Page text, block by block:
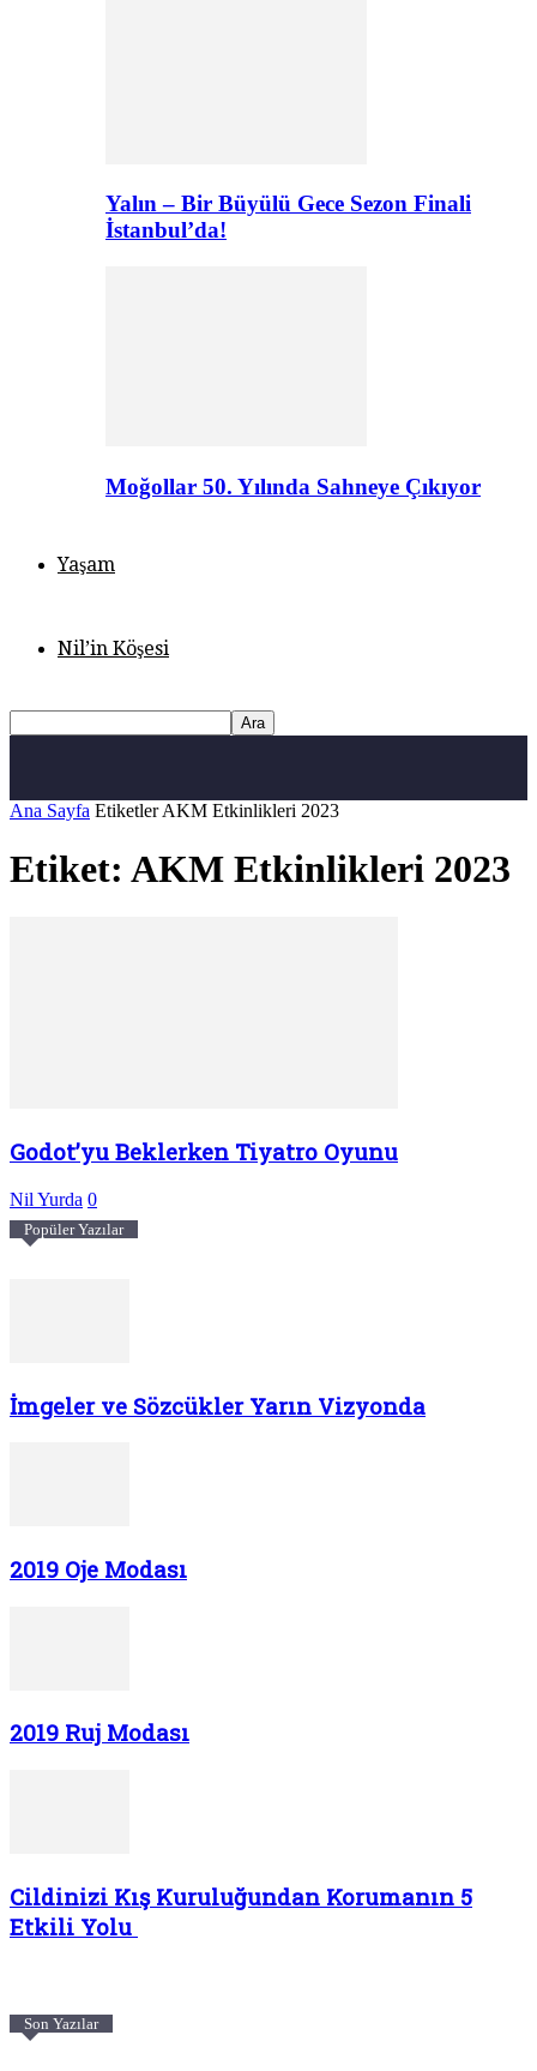
Yalın – Bir Büyülü Gece Sezon Finali
İstanbul’da!
Moğollar 50. Yılında Sahneye Çıkıyor
Yaşam
Nil’in Köşesi
Ana Sayfa Etiketler AKM Etkinlikleri 2023
Etiket: AKM Etkinlikleri 2023
Godot’yu Beklerken Tiyatro Oyunu
Nil Yurda 0
Popüler Yazılar
İmgeler ve Sözcükler Yarın Vizyonda
2019 Oje Modası
2019 Ruj Modası
Cildinizi Kış Kuruluğundan Korumanın 5
Etkili Yolu
Son Yazılar